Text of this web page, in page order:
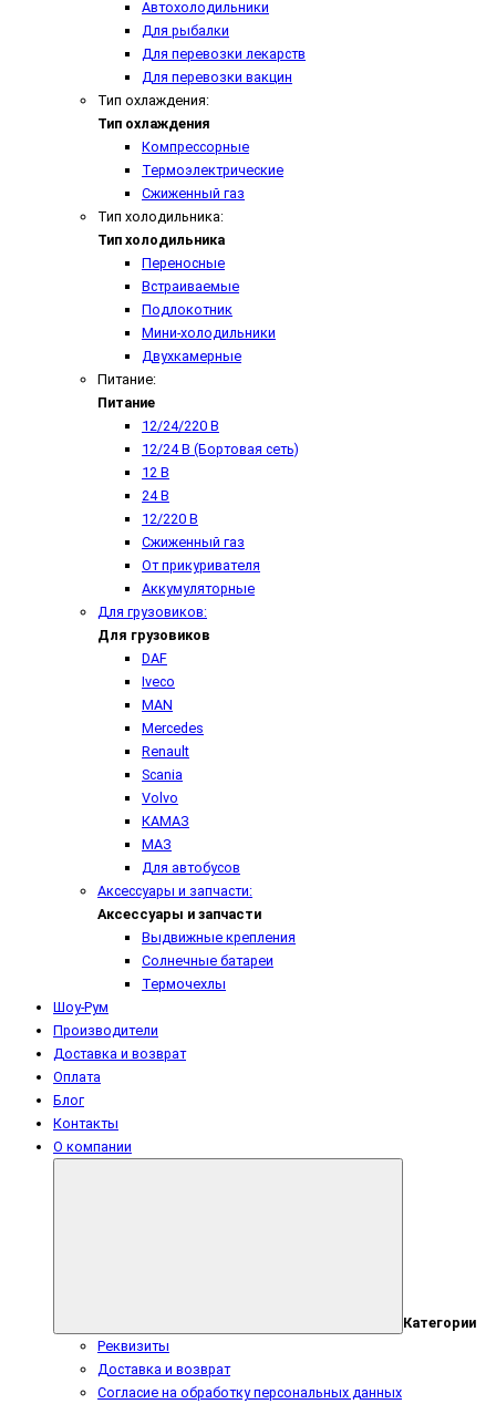
Автохолодильники
Для рыбалки
Для перевозки лекарств
Для перевозки вакцин
Тип охлаждения:
Тип охлаждения
Компрессорные
Термоэлектрические
Сжиженный газ
Тип холодильника:
Тип холодильника
Переносные
Встраиваемые
Подлокотник
Мини-холодильники
Двухкамерные
Питание:
Питание
12/24/220 В
12/24 В (Бортовая сеть)
12 В
24 В
12/220 В
Сжиженный газ
От прикуривателя
Аккумуляторные
Для грузовиков:
Для грузовиков
DAF
Iveco
MAN
Mercedes
Renault
Scania
Volvo
КАМАЗ
МАЗ
Для автобусов
Аксессуары и запчасти:
Аксессуары и запчасти
Выдвижные крепления
Солнечные батареи
Термочехлы
Шоу-Рум
Производители
Доставка и возврат
Оплата
Блог
Контакты
О компании
Категории
Реквизиты
Доставка и возврат
Согласие на обработку персональных данных